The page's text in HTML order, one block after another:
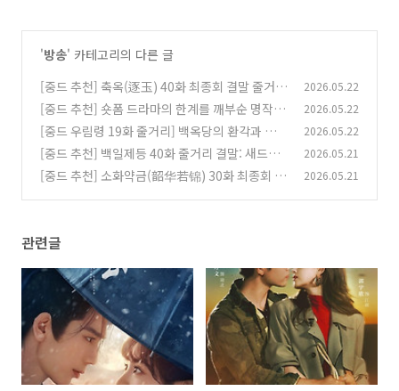
'방송' 카테고리의 다른 글
[중드 추천] 축옥(逐玉) 40화 최종회 결말 줄거
리: 짓밟힌 진실, 그리고 남겨진 자들의 선택 (0)
2026.05.22
[중드 추천] 숏폼 드라마의 한계를 깨부순 명작, <
아문야만생장(我们野蛮生长)> 줄거리 및 결말
해석: 상처 입은 두 영혼의 역대급 구원 로맨스
2026.05.22
[중드 우림령 19화 줄거리] 백옥당의 환각과 금가
(金家)의 숨겨진 비극, 그리고 베일을 벗는 '야마
천'의 진실
(0)
2026.05.22
[중드 추천] 백일제등 40화 줄거리 결말: 새드엔
딩인 듯 해피엔딩 같은 판타지 로맨스 고장극
(0)
2026.05.21
[중드 추천] 소화약금(韶华若锦) 30화 최종회 결
2026.05.21
관련글